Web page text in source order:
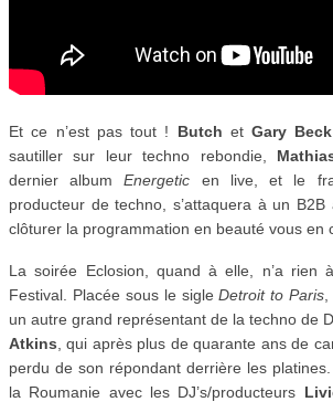
Et ce n’est pas tout ! Butch et Gary Beck
sautiller sur leur techno rebondie,
dernier album
Energetic en live, et le
producteur de techno, s’attaquera à un B2B
clôturer la programmation en beauté vous en
La soirée Eclosion, quand à elle, n’a rien
Festival. Placée sous le sigle Detroit to Paris
un autre grand représentant de la techno de
Atkins , qui après plus de quarante ans de
perdu de son répondant derrière les
la Roumanie avec les DJ’s/producteurs